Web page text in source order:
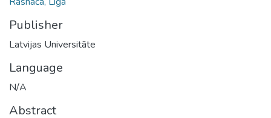
Publisher
Latvijas Universitāte
Language
N/A
Abstract